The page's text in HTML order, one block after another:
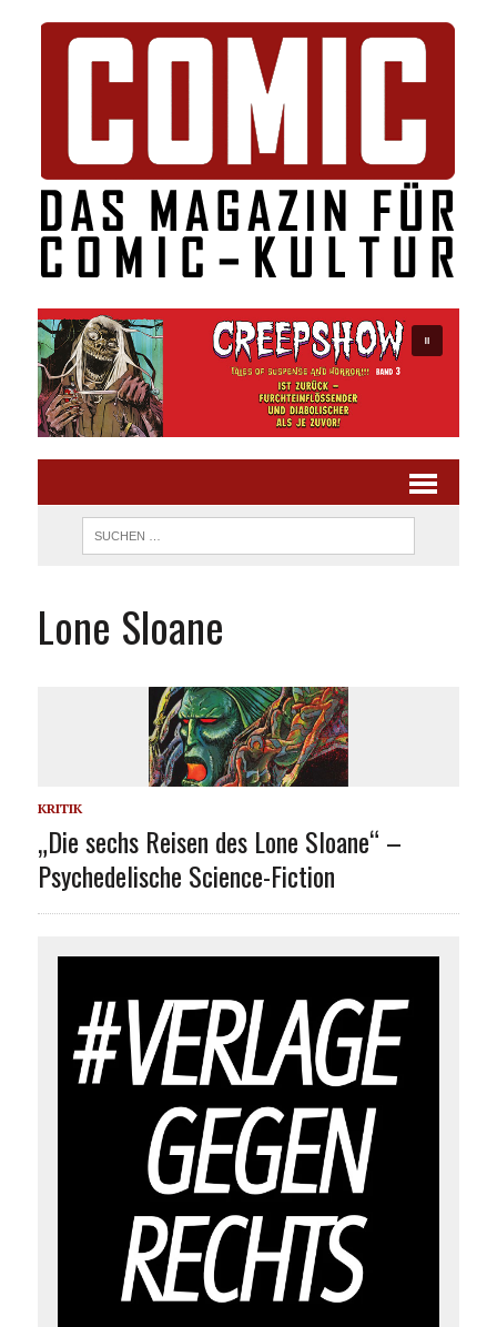
Lone Sloane
KRITIK
„Die sechs Reisen des Lone Sloane“ –
Psychedelische Science-Fiction